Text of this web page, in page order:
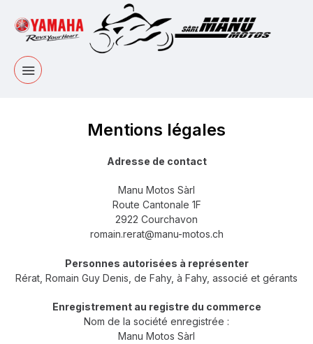
Mentions légales
Adresse de contact
Manu Motos Sàrl
Route Cantonale 1F
2922 Courchavon
romain.rerat@manu-motos.ch
Personnes autorisées à représenter
Rérat, Romain Guy Denis, de Fahy, à Fahy, associé et gérants
Enregistrement au registre du commerce
Nom de la société enregistrée :
Manu Motos Sàrl